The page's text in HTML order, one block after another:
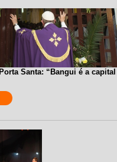
Santa: “Bangui é a